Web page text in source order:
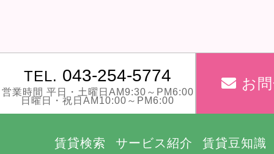
TEL. 043-254-5774
営業時間 平日・土曜日AM9:30～PM6:00
日曜日・祝日AM10:00～PM6:00
お
賃貸検索 サービス紹介
賃貸豆知識